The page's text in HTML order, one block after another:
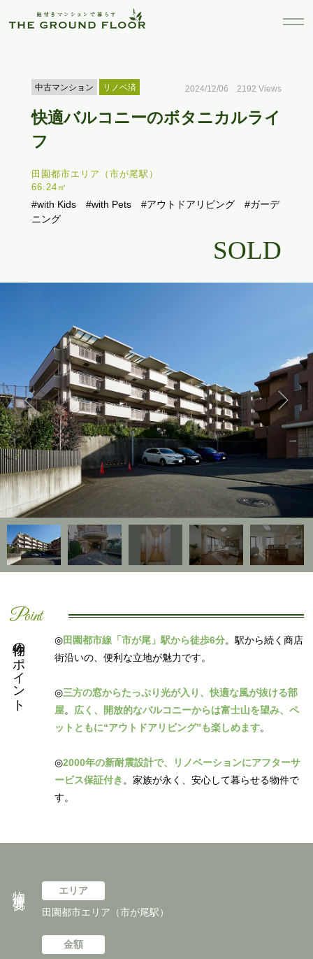
中古マンション リノベ済 2024/12/06 2192 Views
快適バルコニーのボタニカルライ
フ
田園都市エリア（市が尾駅）
66.24㎡
#with Kids #with Pets #アウトドアリビング
#ガーデ
ニング
SOLD
Point
物件のポイント ◎田園都市線「市が尾」駅から徒歩6分。駅から続く商店
街沿いの、便利な立地が魅力です。
◎三方の窓からたっぷり光が入り、快適な風が抜ける部
屋。 広く、開放的なバルコニーからは富士山を望み、ペ
ットともに“アウトドアリビング”も楽しめます。
◎2000年の新耐震設計で、リノベーションにアフターサ
ービス保証付き 。家族が永く、安心して暮らせる物件で
す。
エリア
田園都市エリア（市が尾駅）
金額